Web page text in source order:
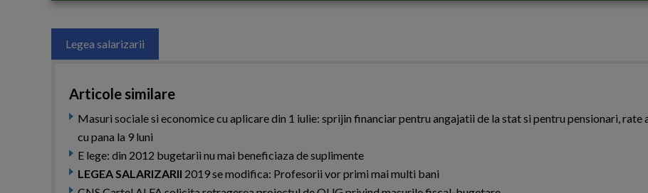
Legea salarizarii
Articole similare
Masuri sociale si economice cu aplicare din 1 iulie: sprijin financiar pentru angajatii de la stat si pentru pensionari, rate
cu pana la 9 luni
E lege: din 2012 bugetarii nu mai beneficiaza de suplimente
LEGEA SALARIZARII 2019 se modifica: Profesorii vor primi mai multi bani